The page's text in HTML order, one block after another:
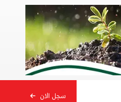
سجل الان